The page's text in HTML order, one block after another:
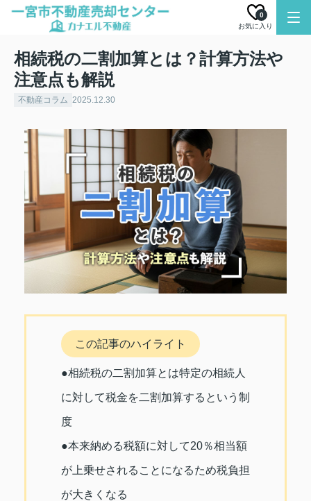
お気に入り
0
相続税の二割加算とは？計算方法や
注意点も解説
不動産コラム 2025.12.30
この記事のハイライト
●相続税の二割加算とは特定の相続人
に対して税金を二割加算するという制
度
●本来納める税額に対して20％相当額
が上乗せされることになるため税負担
が大きくなる